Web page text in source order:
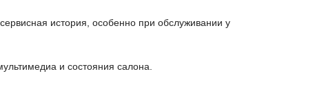
история, особенно при обслуживании у
и состояния салона.